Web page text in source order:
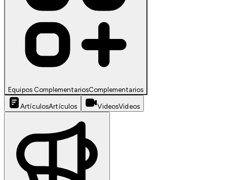
Equipos ComplementariosComplementarios
ArtículosArtículos VideosVideos